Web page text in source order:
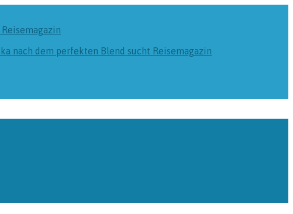
Reisemagazin
nach dem perfekten Blend sucht Reisemagazin